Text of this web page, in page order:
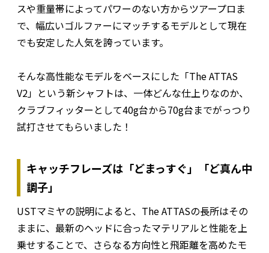
スや重量帯によってパワーのない方からツアープロま
で、幅広いゴルファーにマッチするモデルとして現在
でも安定した人気を誇っています。
そんな高性能なモデルをベースにした「The ATTAS
V2」という新シャフトは、一体どんな仕上りなのか、
クラブフィッターとして40g台から70g台までがっつり
試打させてもらいました！
キャッチフレーズは「どまっすぐ」「ど真ん中
調子」
USTマミヤの説明によると、The ATTASの長所はその
ままに、最新のヘッドに合ったマテリアルと性能を上
乗せすることで、さらなる方向性と飛距離を高めたモ